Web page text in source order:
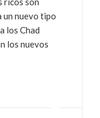
un nuevo tipo
los Chad
los nuevos